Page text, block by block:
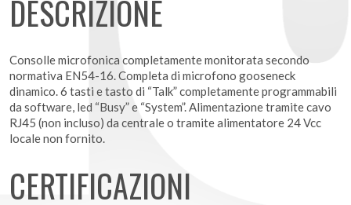
DESCRIZIONE
Consolle microfonica completamente monitorata secondo
normativa EN54-16. Completa di microfono gooseneck
dinamico. 6 tasti e tasto di “Talk” completamente programmabili
da software, led “Busy” e “System”. Alimentazione tramite cavo
RJ45 (non incluso) da centrale o tramite alimentatore 24 Vcc
locale non fornito.
CERTIFICAZIONI